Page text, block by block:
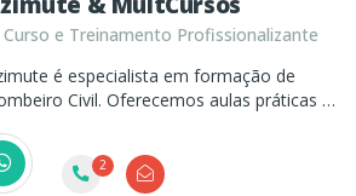
e Treinamento Profissionalizante
é especialista em formação de
Civil. Oferecemos aulas práticas e
estratégica.
2